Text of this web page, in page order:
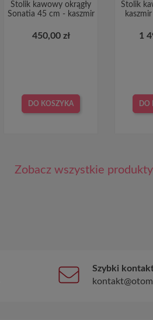
Stolik kawowy okrągły
Sonatia 45 cm - kaszmir
450,00 zł
DO KOSZYKA
Stolik
1
DO
Zobacz wszystkie
Szybki